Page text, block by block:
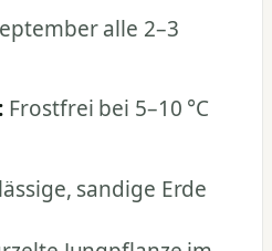
alle 2–3
Frostfrei bei 5–10 °C
sandige Erde